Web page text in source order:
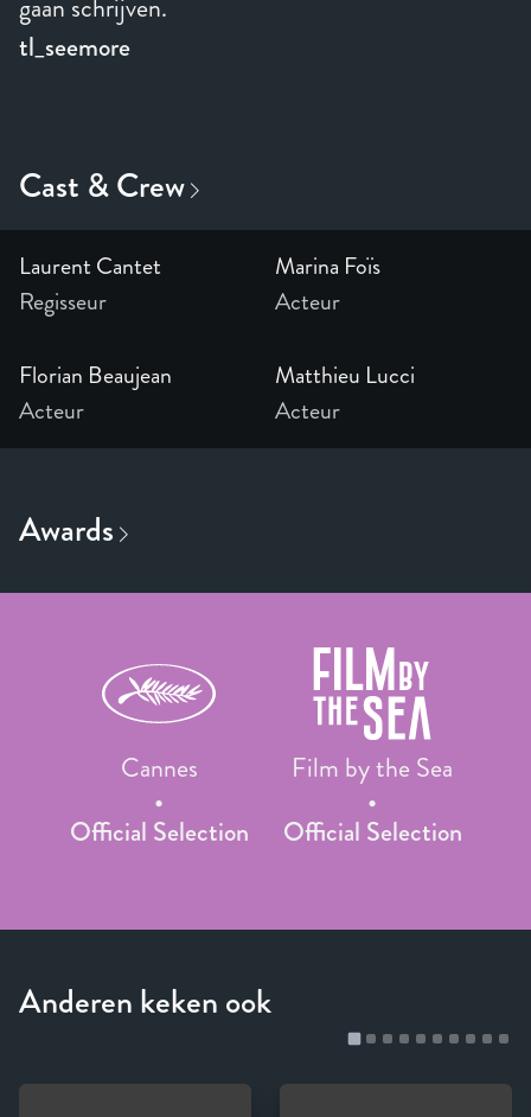
gaan schrijven.
tl_seemore
Laurent Cantet
Regisseur
Marina Foïs
Acteur
Florian Beaujean
Acteur
Matthieu Lucci
Acteur
Cannes
Official Selection
Film by the Sea
Official Selection